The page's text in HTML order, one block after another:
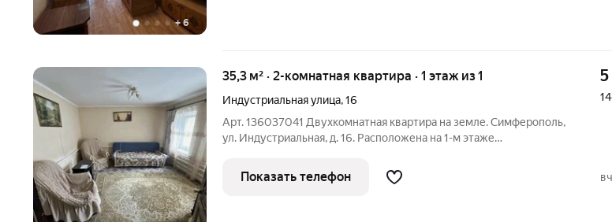
+6
35,3 м² · 2-комнатная квартира · 1 этаж из 1
Индустриальная улица,16
Арт. 136037041 Двухкомнатная квартира на земле. Симферополь,
ул. Индустриальная, д. 16. Расположена на 1-м этаже
на улицу, на солнечную сторону. Остается вся мебель и бытовая
техника. Все
Показать телефон